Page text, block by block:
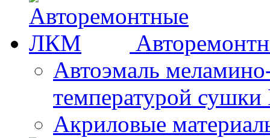
Автоэмаль
температурой
Акриловые